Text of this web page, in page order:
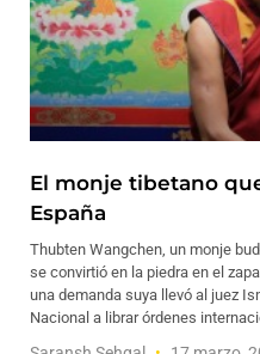
El monje tibetano
España
Thubten Wangchen, un monje
se convirtió en la piedra en el
una demanda suya llevó al juez
Nacional a librar órdenes